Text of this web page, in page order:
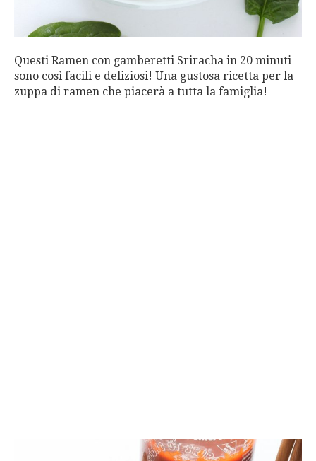
Questi Ramen con gamberetti Sriracha in 20 minuti
sono così facili e deliziosi! Una gustosa ricetta per la
zuppa di ramen che piacerà a tutta la famiglia!